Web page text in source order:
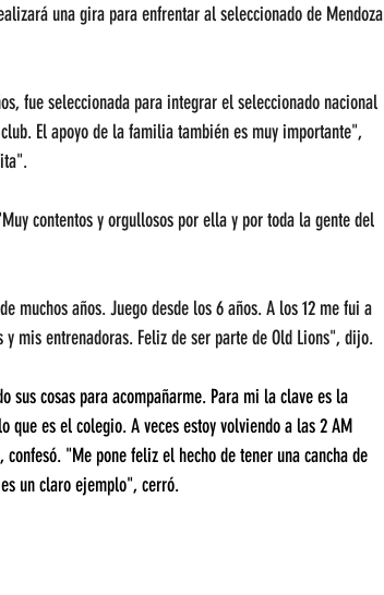
una gira para enfrentar al seleccionado de Mendoza
fue seleccionada para integrar el seleccionado nacional
El apoyo de la familia también es muy importante",
contentos y orgullosos por ella y por toda la gente del
muchos años. Juego desde los 6 años. A los 12 me fui a
mis entrenadoras. Feliz de ser parte de Old Lions", dijo.
sus cosas para acompañarme. Para mi la clave es la
que es el colegio. A veces estoy volviendo a las 2 AM
"Me pone feliz el hecho de tener una cancha de
un claro ejemplo", cerró.